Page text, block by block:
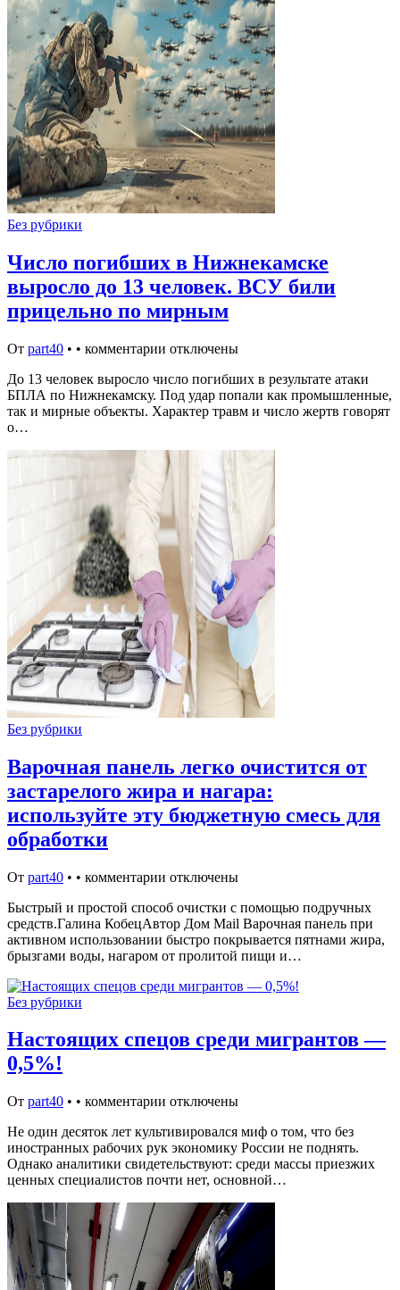
Без рубрики
Число погибших в Нижнекамске
выросло до 13 человек. ВСУ били
прицельно по мирным
От part40 • • комментарии отключены
До 13 человек выросло число погибших в результате атаки
БПЛА по Нижнекамску. Под удар попали как промышленные,
так и мирные объекты. Характер травм и число жертв говорят
о…
Без рубрики
Варочная панель легко очистится от
застарелого жира и нагара:
используйте эту бюджетную смесь для
обработки
От part40 • • комментарии отключены
Быстрый и простой способ очистки с помощью подручных
средств.Галина КобецАвтор Дом Mail Варочная панель при
активном использовании быстро покрывается пятнами жира,
брызгами воды, нагаром от пролитой пищи и…
Без рубрики
Настоящих спецов среди мигрантов —
0,5%!
От part40 • • комментарии отключены
Не один десяток лет культивировался миф о том, что без
иностранных рабочих рук экономику России не поднять.
Однако аналитики свидетельствуют: среди массы приезжих
ценных специалистов почти нет, основной…